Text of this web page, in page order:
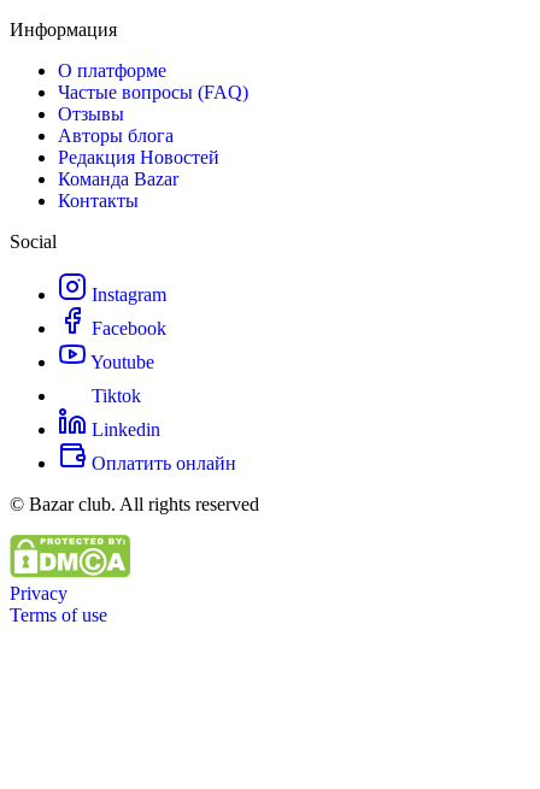
Информация
О платформе
Частые вопросы (FAQ)
Отзывы
Авторы блога
Редакция Новостей
Команда Bazar
Контакты
Social
Instagram
Facebook
Youtube
Tiktok
Linkedin
Оплатить онлайн
© Bazar club. All rights reserved
Privacy
Terms of use